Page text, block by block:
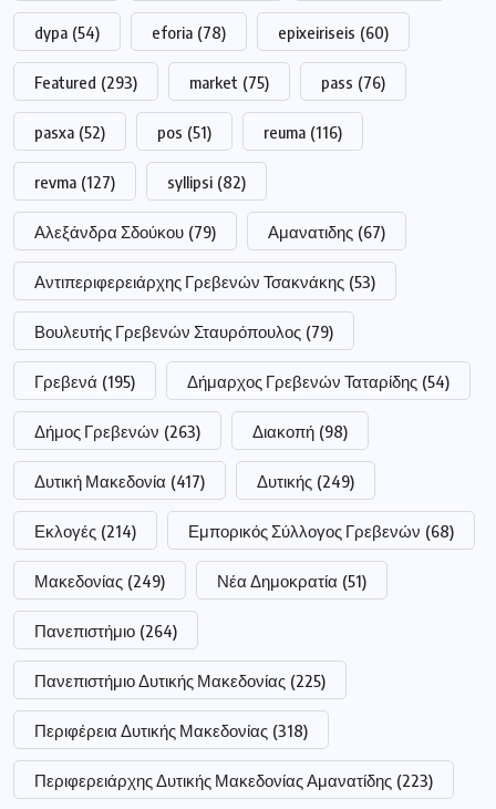
dypa (54) eforia (78) epixeiriseis (60)
Featured (293) market (75) pass (76)
pasxa (52) pos (51) reuma (116)
revma (127) syllipsi (82)
Αλεξάνδρα Σδούκου (79) Αμανατιδης (67)
Αντιπεριφερειάρχης Γρεβενών Τσακνάκης (53)
Βουλευτής Γρεβενών Σταυρόπουλος (79)
Γρεβενά (195) Δήμαρχος Γρεβενών Ταταρίδης (54)
Δήμος Γρεβενών (263) Διακοπή (98)
Δυτική Μακεδονία (417) Δυτικής (249)
Εκλογές (214) Εμπορικός Σύλλογος Γρεβενών (68)
Μακεδονίας (249) Νέα Δημοκρατία (51)
Πανεπιστήμιο (264)
Πανεπιστήμιο Δυτικής Μακεδονίας (225)
Περιφέρεια Δυτικής Μακεδονίας (318)
Περιφερειάρχης Δυτικής Μακεδονίας Αμανατίδης (223)